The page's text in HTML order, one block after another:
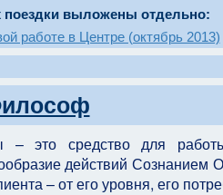
поездки выложены отдельно:
работе в Центре (октябрь 2013)
– это средство для
действий Сознанием
– от его уровня, его